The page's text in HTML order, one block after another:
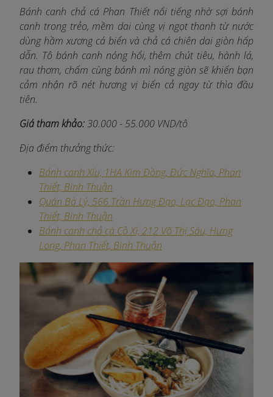
Bánh canh chả cá Phan Thiết nổi tiếng nhờ sợi bánh
canh trong trẻo, mềm dai cùng vị ngọt thanh từ nước
dùng hầm xương cá biển và chả cá chiên dai giòn hấp
dẫn. Tô bánh canh nóng hổi, thêm chút tiêu, hành lá,
rau thơm, chấm cùng bánh mì nóng giòn sẽ khiến bạn
cảm nhận rõ nét hương vị biển cả ngay từ thìa đầu
tiên.
Giá tham khảo:30.000 - 55.000 VND/tô
Địa điểm thưởng thức:
Bánh canh Xíu, 1HA Kim Đồng, Đức Nghĩa, Phan
Thiết, Bình Thuận
Quán Bà Lý, 566 Trần Hưng Đạo, Lạc Đạo, Phan
Thiết, Bình Thuận
Bánh canh chả cá Cô Xí, 212 Võ Thị Sáu, Hưng
Long, Phan Thiết, Bình Thuận